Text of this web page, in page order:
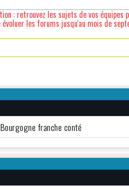
: retrouvez les sujets de vos équipes
évoluer les forums jusqu'au mois de
franche conté